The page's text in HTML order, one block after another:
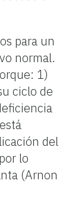
para un
normal.
1)
ciclo de
del
lo
(Arnon